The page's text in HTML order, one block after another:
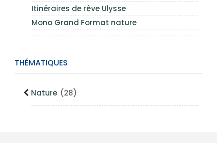
Itinéraires de rêve Ulysse
Mono Grand Format nature
THÉMATIQUES
Nature (28)